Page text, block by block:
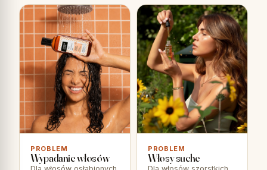
PROBLEM
Wypadanie włosów
PROBLEM
Włosy suche